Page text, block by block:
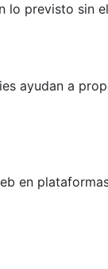
lo previsto sin
ayudan a
en